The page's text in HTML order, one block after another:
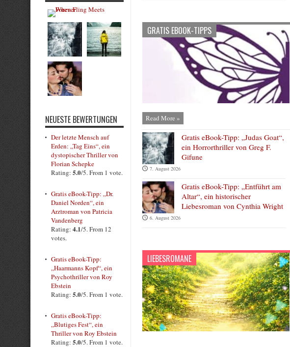
GRATIS EBOOK-TIPPS
Read More »
Gratis eBook-Tipp: „Judas Goat“,
ein Horrorthriller von Greg F.
Gifune
7. August 2026
Gratis eBook-Tipp: „Entführt am
Altar“, ein historischer
Liebesroman von Cynthia Wright
6. August 2026
LIEBESROMANE
NEUESTE BEWERTUNGEN
Der letzte Mensch auf
Erden: „Tag Eins“, ein
dystopischer Thriller von
Florian Schepke
Rating: 5.0/5. From 1 vote.
Gratis eBook-Tipp: „Dr.
Daniel Norden“, ein
Arztroman von Patricia
Vandenberg
Rating: 4.1/5. From 12
votes.
Gratis eBook-Tipp:
„Haarmanns Kopf“, ein
Psychothriller von Roy
Ebstein
Rating: 5.0/5. From 1 vote.
Gratis eBook-Tipp:
„Blutiges Fest“, ein
Thriller von Roy Ebstein
Rating: 5.0/5. From 1 vote.